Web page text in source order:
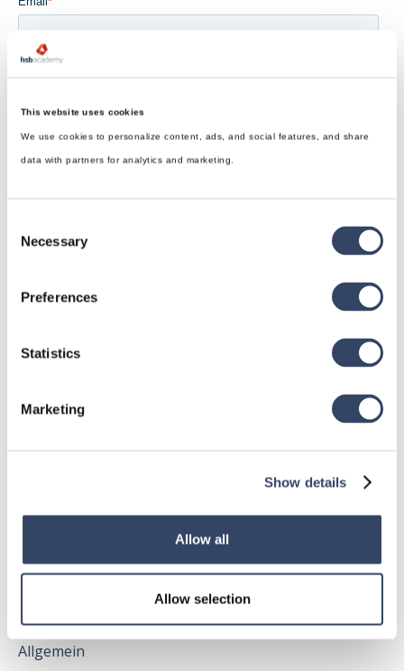
This website uses cookies
We use cookies to personalize content, ads, and social features, and share
data with partners for analytics and marketing.
Selection
Necessary
Preferences
Statistics
Marketing
Show details
Allow all
Allow selection
Alle Kategorien
Allgemein